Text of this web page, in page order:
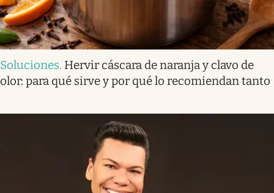
Soluciones. Hervir cáscara de naranja y clavo de
olor: para qué sirve y por qué lo recomiendan tanto